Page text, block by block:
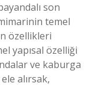
son
temel
özellikleri
yapısal özelliği
ve kaburga
alırsak,